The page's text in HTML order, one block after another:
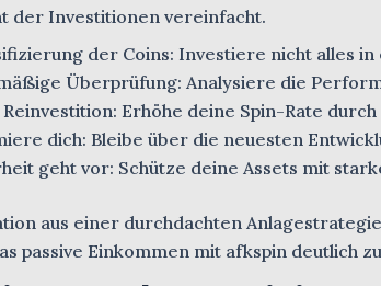
der Investitionen vereinfacht.
der Coins: Investiere nicht alles
Überprüfung: Analysiere die
Erhöhe deine Spin-Rate
dich: Bleibe über die neuesten
geht vor: Schütze deine Assets mit
aus einer durchdachten
passive Einkommen mit afkspin deutlich